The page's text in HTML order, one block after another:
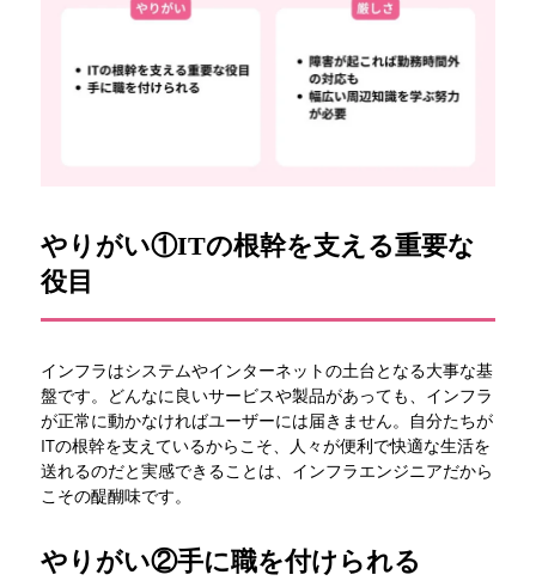
やりがい①ITの根幹を支える重要な
役目
インフラはシステムやインターネットの土台となる大事な基
盤です。どんなに良いサービスや製品があっても、インフラ
が正常に動かなければユーザーには届きません。自分たちが
ITの根幹を支えているからこそ、人々が便利で快適な生活を
送れるのだと実感できることは、インフラエンジニアだから
こその醍醐味です。
やりがい②手に職を付けられる